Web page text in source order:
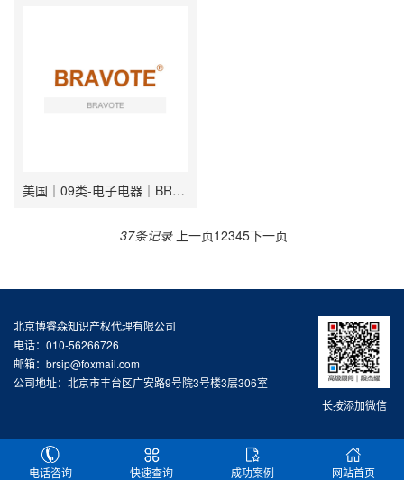
美国｜09类-电子电器｜BRAVOTE
37条记录 上一页12345下一页
长按添加微信
北京博睿森知识产权代理有限公司
电话：010-56266726
邮箱：brsip@foxmail.com
公司地址：北京市丰台区广安路9号院3号楼3层306室
电话咨询 快速查询 成功案例 网站首页